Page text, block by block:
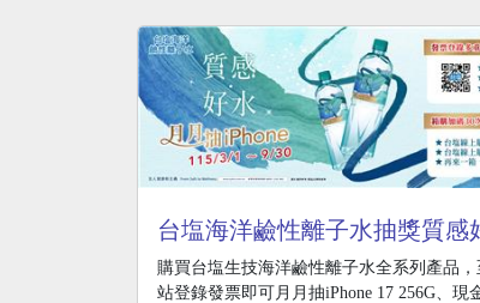
台塩海洋鹼性離子水抽獎質感
iPhone17
購買台塩生技海洋鹼性離子水全系列產品，
站登錄發票即可月月抽iPhone 17 256G、現